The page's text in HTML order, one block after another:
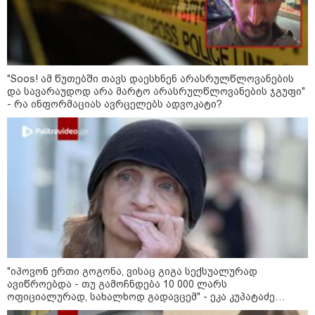
ფული ამ ზოდიაქოს ნიშნების
ხელში აღმოჩნდება: ვინ
გამდიდრდება?
როგორ ჩავიცვათ 40 წლის
შემდეგ: მილიონერების
სტილისტის 8 ოქროს წესი და
აუცილებელი სამოსი
მსოფლიო
"Soos! ამ წუთებში თავს დაესხნენ არასრულწლოვანების
და სავარაუდოდ არა მარტო არასრულწლოვანების ჯგუფი"
- რა ინფორმაციას ავრცელებს ადვოკატი?
"იპოვონ ერთი გოგონა, ვისაც გიგა სექსუალურად
ავიწროებდა - თუ გამოჩნდება 10 000 ლარს
ოფიციალურად, სახალხოდ გადავცემ" - ეკა კუპატაძე
განცხადებას ავრცელებს